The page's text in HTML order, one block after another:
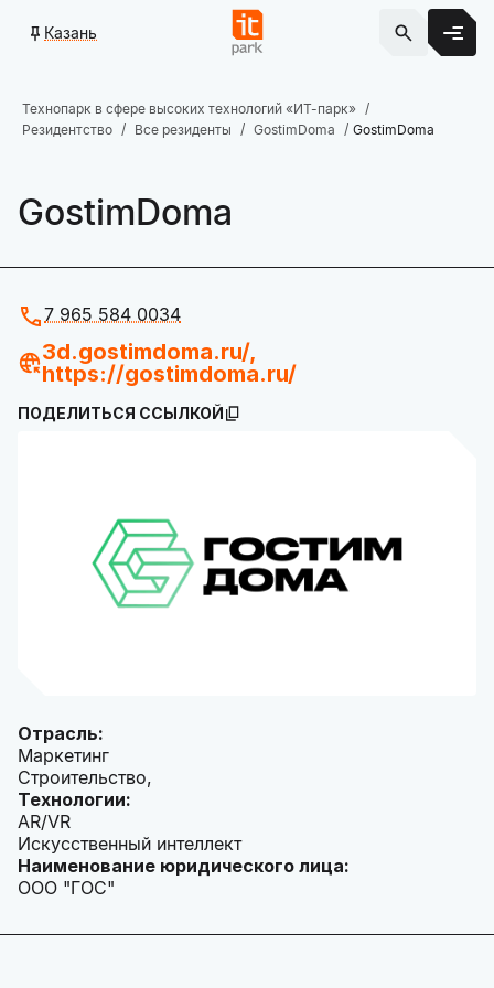
Казань
Технопарк в сфере высоких технологий «ИТ-парк»
Резидентство
Все резиденты GostimDoma GostimDoma
GostimDoma
7 965 584 0034
3d.gostimdoma.ru/,
https://gostimdoma.ru/
ПОДЕЛИТЬСЯ ССЫЛКОЙ
Отрасль:
Маркетинг
Строительство,
Технологии:
AR/VR
Искусственный интеллект
Наименование юридического лица:
ООО "ГОС"